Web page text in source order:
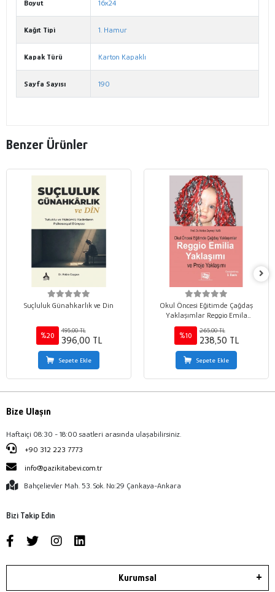
Boyut 16x24
Kağıt Tipi 1. Hamur
Kapak Türü Karton Kapaklı
Sayfa Sayısı 190
Benzer Ürünler
Suçluluk Günahkarlık ve Din
%20
495,00 TL
396,00 TL
Sepete Ekle
Okul Öncesi Eğitimde Çağdaş
Yaklaşımlar Reggio Emila
Yaklaşımı ve Proje Yaklaşımı
%10
265,00 TL
238,50 TL
Sepete Ekle
Bize Ulaşın
Haftaiçi 08:30 - 18:00 saatleri arasında ulaşabilirsiniz.
+90 312 223 7773
info@gazikitabevi.com.tr
Bahçelievler Mah. 53. Sok. No:29 Çankaya-Ankara
Bizi Takip Edin
Kurumsal